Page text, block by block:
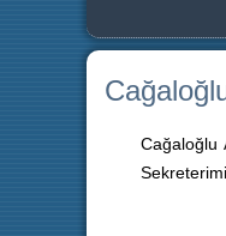
Cağaloğlu